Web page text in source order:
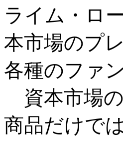
ライム・ロ
本市場のプ
各種のファ
資本市場
商品だけで